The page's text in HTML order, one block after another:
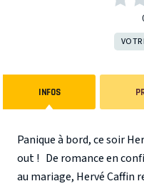
INFOS
Panique à bord, ce soir
out ! De romance en
au mariage, Hervé Caffin